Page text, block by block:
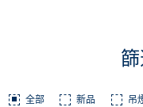
全部 新品 吊